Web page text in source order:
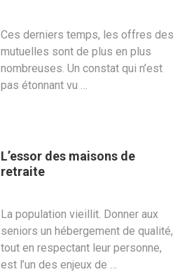
Ces derniers temps, les offres des
mutuelles sont de plus en plus
nombreuses. Un constat qui n’est
pas étonnant vu …
L’essor des maisons de
retraite
La population vieillit. Donner aux
seniors un hébergement de qualité,
tout en respectant leur personne,
est l’un des enjeux de …